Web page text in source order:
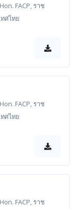
FACP, ราช
ศไทย
FACP, ราช
ศไทย
FACP, ราช